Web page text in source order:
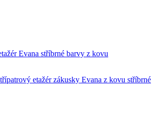
etažér zákusky Evana z kovu stříbrné